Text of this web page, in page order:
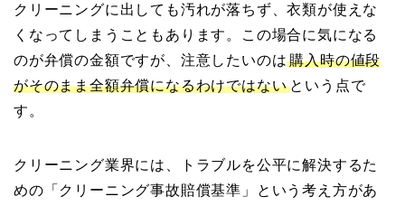
クリーニングに出しても汚れが落ちず、衣類が使えな
くなってしまうこともあります。この場合に気になる
のが弁償の金額ですが、注意したいのは購入時の値段
がそのまま全額弁償になるわけではない という点で
す。
クリーニング業界には、トラブルを公平に解決するた
めの「クリーニング事故賠償基準」という考え方があ